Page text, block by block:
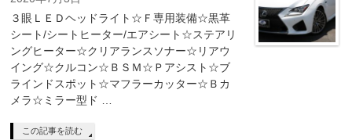
３眼ＬＥＤヘッドライト☆Ｆ専用装備☆黒革
シート/シートヒーター/エアシート☆ステアリ
ングヒーター☆クリアランスソナー☆リアウ
イング☆クルコン☆ＢＳＭ☆Ｐアシスト☆ブ
ラインドスポット☆マフラーカッター☆Ｂカ
メラ☆ミラー型ド …
この記事を読む